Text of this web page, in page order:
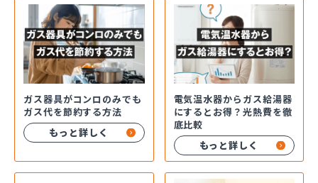
ガス器具がコンロのみでも
ガス代を節約する方法
もっと詳しく
電気温水器からガス給湯器
にするとお得？光熱費を徹
底比較
もっと詳しく